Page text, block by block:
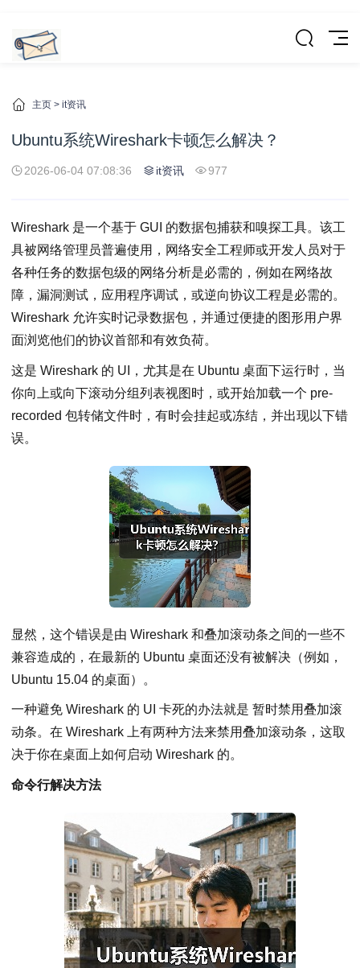
主页 > it资讯
Ubuntu系统Wireshark卡顿怎么解决？
2026-06-04 07:08:36 it资讯 977
Wireshark 是一个基于 GUI 的数据包捕获和嗅探工具。该工
具被网络管理员普遍使用，网络安全工程师或开发人员对于
各种任务的数据包级的网络分析是必需的，例如在网络故
障，漏洞测试，应用程序调试，或逆向协议工程是必需的。
Wireshark 允许实时记录数据包，并通过便捷的图形用户界
面浏览他们的协议首部和有效负荷。
这是 Wireshark 的 UI，尤其是在 Ubuntu 桌面下运行时，当
你向上或向下滚动分组列表视图时，或开始加载一个 pre-
recorded 包转储文件时，有时会挂起或冻结，并出现以下错
误。
显然，这个错误是由 Wireshark 和叠加滚动条之间的一些不
兼容造成的，在最新的 Ubuntu 桌面还没有被解决（例如，
Ubuntu 15.04 的桌面）。
一种避免 Wireshark 的 UI 卡死的办法就是 暂时禁用叠加滚
动条。在 Wireshark 上有两种方法来禁用叠加滚动条，这取
决于你在桌面上如何启动 Wireshark 的。
命令行解决方法